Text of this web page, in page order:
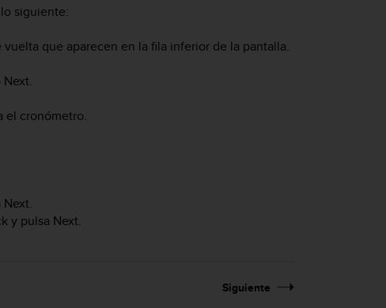
siguiente:
que aparecen en la fila inferior de la pantalla.
Next.
el cronómetro.
Next.
y pulsa Next.
Siguiente